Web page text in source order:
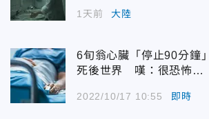
1天前 大陸
6旬翁心臟「停止90分鐘
死後世界 嘆：很恐怖…
2022/10/17 10:55 即時